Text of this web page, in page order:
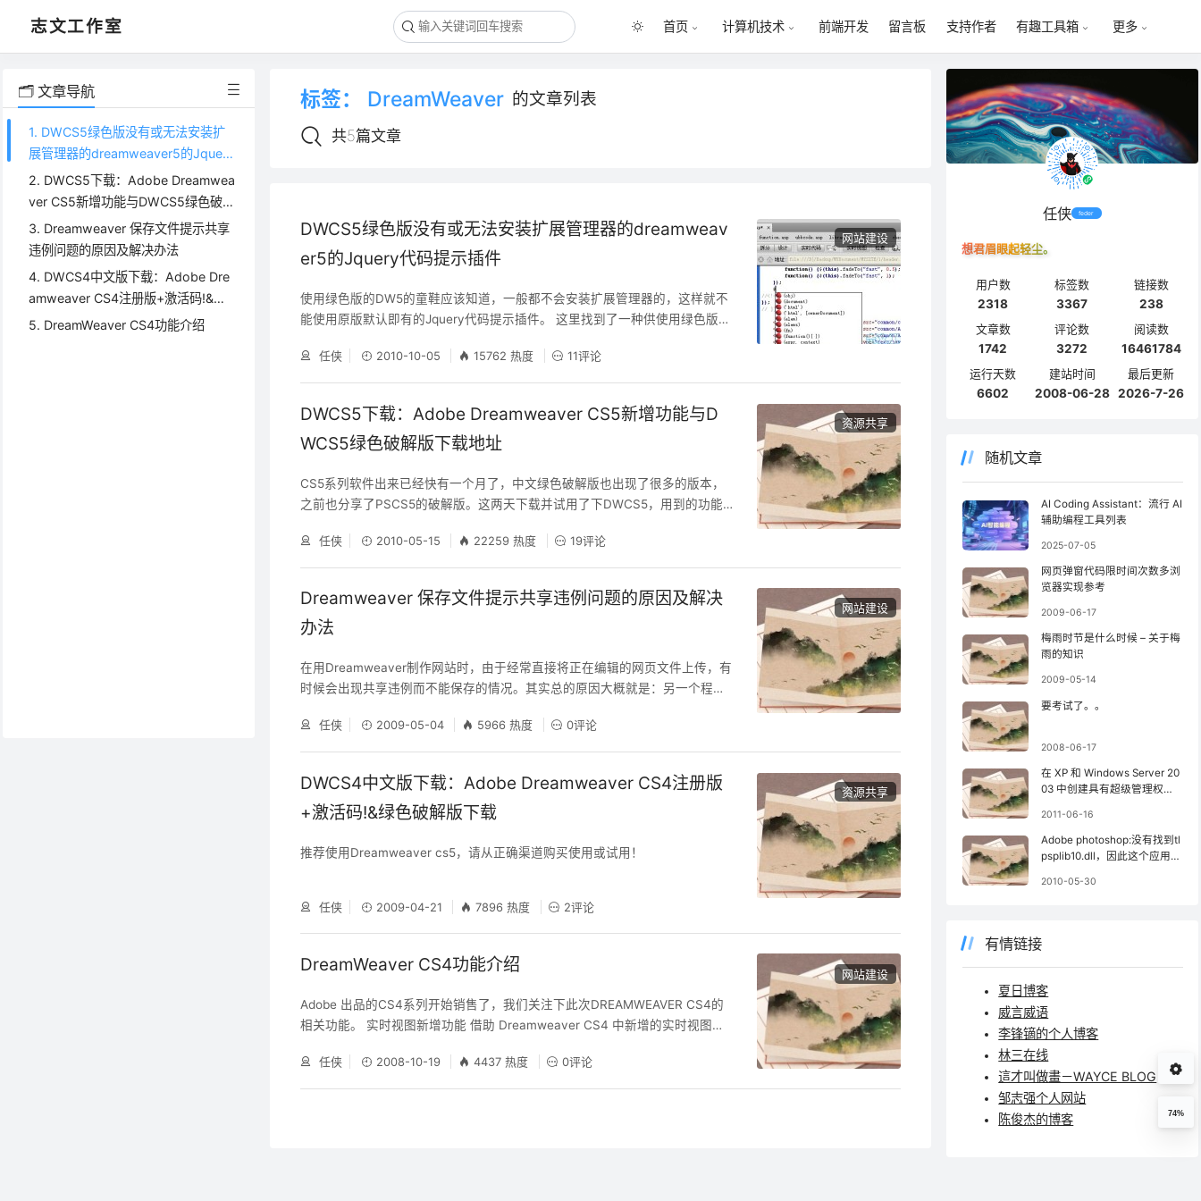
志文工作室 首页 计算机技术 前端开发 留言板 支持作者 有趣工具箱 更多
🗂️ 文章导航
1. DWCS5绿色版没有或无法安装扩
展管理器的dreamweaver5的Jquery
代码提示插件
2. DWCS5下载：Adobe Dreamwea
ver CS5新增功能与DWCS5绿色破解
版下载地址
3. Dreamweaver 保存文件提示共享
违例问题的原因及解决办法
4. DWCS4中文版下载：Adobe Dre
amweaver CS4注册版+激活码!&绿
色破解版下载
5. DreamWeaver CS4功能介绍
标签： DreamWeaver 的文章列表
共5篇文章
DWCS5绿色版没有或无法安装扩展管理器的dreamweav
er5的Jquery代码提示插件
使用绿色版的DW5的童鞋应该知道，一般都不会安装扩展管理器的，这样就不
能使用原版默认即有的Jquery代码提示插件。 这里找到了一种供使用绿色版的
参考一下。 其实该DW CS5绿色版 jquery代码提示插件是提取于原版之中的，
所以简单实用，无需安装，只需要覆盖相应的目录里即可。 下载下面的插件
网站建设
任侠 2010-10-05 15762 热度 11评论
DWCS5下载：Adobe Dreamweaver CS5新增功能与D
WCS5绿色破解版下载地址
CS5系列软件出来已经快有一个月了，中文绿色破解版也出现了很多的版本，
之前也分享了PSCS5的破解版。这两天下载并试用了下DWCS5，用到的功能
新进度还是有一定的必要的。下面的一些内容，都是通过网络上别人的介绍综
合来的，仅作参考，具体情况还是要大家自己体验才能体会的到。 新增功能如
下： 集成 CMS 支持 新增功能 尽享对 W
资源共享
任侠 2010-05-15 22259 热度 19评论
Dreamweaver 保存文件提示共享违例问题的原因及解决
办法
在用Dreamweaver制作网站时，由于经常直接将正在编辑的网页文件上传，有
时候会出现共享违例而不能保存的情况。其实总的原因大概就是：另一个程序
复正常 一些共享违例提示环境: 正在ftp上传文件过程中保存文件 在用火狐或者
IEtester同时调试页面的时候也可能遇到这样的问题，只需把其他调试工具关掉
就OK了 由于你要保存的文件
网站建设
任侠 2009-05-04 5966 热度 0评论
DWCS4中文版下载：Adobe Dreamweaver CS4注册版
+激活码!&绿色破解版下载
推荐使用Dreamweaver cs5，请从正确渠道购买使用或试用！
资源共享
任侠 2009-04-21 7896 热度 2评论
DreamWeaver CS4功能介绍
Adobe 出品的CS4系列开始销售了，我们关注下此次DREAMWEAVER CS4的
相关功能。 实时视图新增功能 借助 Dreamweaver CS4 中新增的实时视图在
即反映出对代码所做的更改。 针对 Ajax 和 JavaScript 框架的代码提示 借助改
进的 JavaScript 核心对象和基本数据类型支持, 更有效
网站建设
任侠 2008-10-19 4437 热度 0评论
任侠 feder
想君眉眼起轻尘。
用户数
2318
标签数
3367
链接数
238
文章数
1742
评论数
3272
阅读数
16461784
运行天数
6602
建站时间
2008-06-28
最后更新
2026-7-26
随机文章
AI Coding Assistant：流行 AI
辅助编程工具列表
2025-07-05
网页弹窗代码限时间次数多浏
览器实现参考
2009-06-17
梅雨时节是什么时候 – 关于梅
雨的知识
2009-05-14
要考试了。。
2008-06-17
在 XP 和 Windows Server 20
03 中创建具有超级管理权限
2011-06-16
Adobe photoshop:没有找到tl
psplib10.dll，因此这个应用程
2010-05-30
有情链接
夏日博客
威言威语
李锋镝的个人博客
林三在线
這才叫做畫－WAYCE BLOG
邹志强个人网站
陈俊杰的博客
74%